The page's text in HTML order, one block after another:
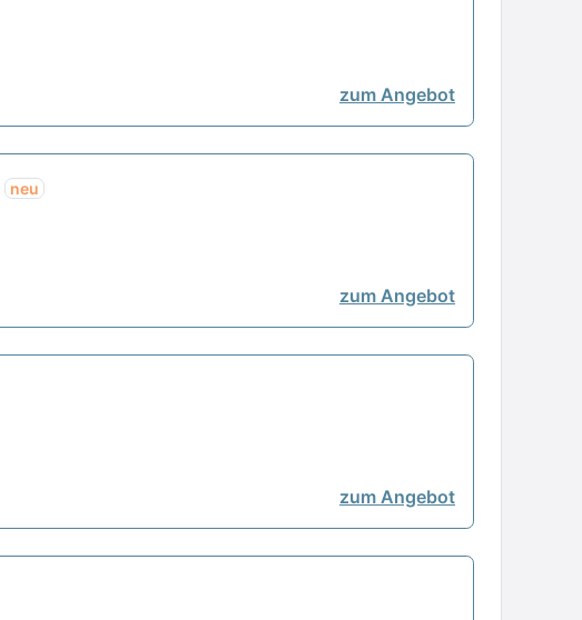
zum Angebot
neu
zum Angebot
zum Angebot